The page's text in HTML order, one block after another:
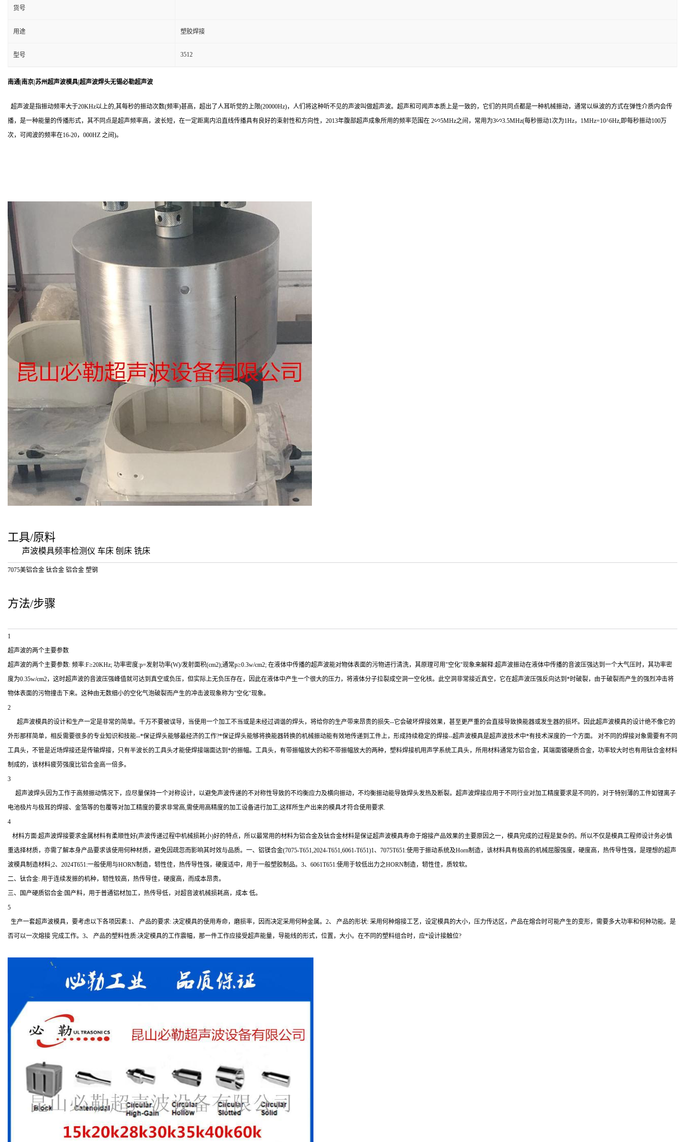
货号
用途 塑胶焊接
型号 3512
南通|南京|苏州超声波模具|超声波焊头无锡必勒超声波
超声波是指振动频率大于20KHz以上的,其每秒的振动次数(频率)甚高，超出了人耳听觉的上限(20000Hz)，人们将这种听不见的声波叫做超声波。超声和可闻声本质上是一致的，它们的共同点都是一种机械振动，通常以纵波的方式在弹性介质内会传
播，是一种能量的传播形式，其不同点是超声频率高，波长短，在一定距离内沿直线传播具有良好的束射性和方向性，2013年腹部超声成象所用的频率范围在 2∽5MHz之间，常用为3∽3.5MHz(每秒振动1次为1Hz，1MHz=10^6Hz,即每秒振动100万
次，可闻波的频率在16-20，000HZ 之间)。
工具/原料
声波模具频率检测仪 车床 刨床 铣床
7075美铝合金 钛合金 铝合金 塑钢
方法/步骤
1
超声波的两个主要参数
超声波的两个主要参数: 频率:F≥20KHz; 功率密度:p=发射功率(W)/发射面积(cm2);通常p≥0.3w/cm2; 在液体中传播的超声波能对物体表面的污物进行清洗，其原理可用"空化"现象来解释:超声波振动在液体中传播的音波压强达到一个大气压时，其功率密
度为0.35w/cm2，这时超声波的音波压强峰值就可达到真空或负压，但实际上无负压存在，因此在液体中产生一个很大的压力，将液体分子拉裂成空洞一空化核。此空洞非常接近真空，它在超声波压强反向达到*时破裂，由于破裂而产生的强烈冲击将
物体表面的污物撞击下来。这种由无数细小的空化气泡破裂而产生的冲击波现象称为"空化"现象。
2
超声波模具的设计和生产一定是非常的简单。千万不要被误导，当使用一个加工不当或是未经过调谐的焊头，将给你的生产带来昂贵的损失--它会破坏焊接效果，甚至更严重的会直接导致换能器或发生器的损坏。因此超声波模具的设计绝不像它的
外形那样简单，相反需要很多的专业知识和技能--*保证焊头能够最经济的工作?*保证焊头能够将换能器转换的机械振动能有效地传递到工件上，形成持续稳定的焊接--超声波模具是超声波技术中*有技术深度的一个方面。 对不同的焊接对象需要有不同
工具头，不管是近场焊接还是传输焊接，只有半波长的工具头才能使焊接端面达到*的振幅。工具头，有带振幅放大的和不带振幅放大的两种，塑料焊接机用声学系统工具头，所用材料通常为铝合金，其端面镀硬质合金，功率较大时也有用钛合金材料
制成的，该材料疲劳强度比铝合金高一倍多。
3
超声波焊头因为工作于高频振动情况下，应尽量保持一个对称设计，以避免声波传递的不对称性导致的不均衡应力及横向振动，不均衡振动能导致焊头发热及断裂。超声波焊接应用于不同行业对加工精度要求是不同的，对于特别薄的工件如锂离子
电池极片与极耳的焊接、金箔等的包覆等对加工精度的要求非常高,需使用高精度的加工设备进行加工,这样所生产出来的模具才符合使用要求.
4
材料方面:超声波焊接要求金属材料有柔顺性好(声波传递过程中机械损耗小)好的特点，所以最常用的材料为铝合金及钛合金材料是保证超声波模具寿命于熔接产品效果的主要原因之一，模具完成的过程是复杂的。所以不仅是模具工程师设计务必慎
重选择材质，亦需了解本身产品要求该使用何种材质，避免因疏忽而影响其时效与品质。一、铝镁合金(7075-T651,2024-T651,6061-T651)1、7075T651:使用于振动系统及Horn制造，该材料具有极高的机械屈服强度，硬度高，热传导性强，是理想的超声
波模具制造材料;2、2024T651:一般使用与HORN制造，轫性佳，热传导性强，硬度适中，用于一般塑胶制品。3、6061T651:使用于较低出力之HORN制造，轫性佳，质较软。
二、钛合金: 用于连续发振的机种，轫性较高，热传导佳，硬度高，而成本昂贵。
三、国产硬质铝合金:国产料，用于普通铝材加工，热传导低，对超音波机械损耗高，成本 低。
5
生产一套超声波模具，要考虑以下各项因素:1、 产品的要求: 决定模具的使用寿命，磨损率，因而决定采用何种金属。2、 产品的形状: 采用何种熔接工艺，设定模具的大小，压力传达区，产品在熔合时可能产生的变形，需要多大功率和何种功能。是
否可以一次熔接 完成工作。3、 产品的塑料性质:决定模具的工作震幅，那一件工作应接受超声能量，导能线的形式，位置，大小。在不同的塑料组合时，应*设计接触位?